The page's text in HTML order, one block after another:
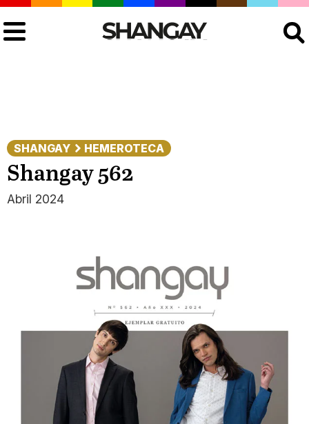
SHANGAY HEMEROTECA
Shangay 562
Abril 2024